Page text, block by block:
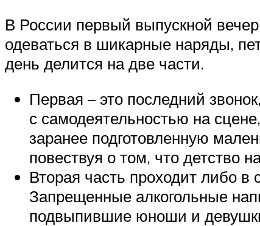
В России первый выпускной
одеваться в шикарные наряды,
день делится на две части.
Первая – это последний
с самодеятельностью на
заранее подготовленную
повествуя о том, что детство
Вторая часть проходит либо
Запрещенные алкогольные
подвыпившие юноши и